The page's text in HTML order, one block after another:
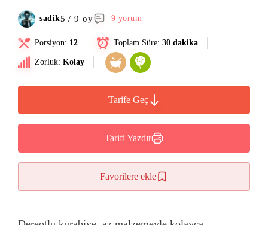
sadik5 / 9 oy 9 yorum
Porsiyon: 12 Toplam Süre: 30 dakika
Zorluk: Kolay
Tarife Geç
Tarifi Yazdır
Favorilere ekle